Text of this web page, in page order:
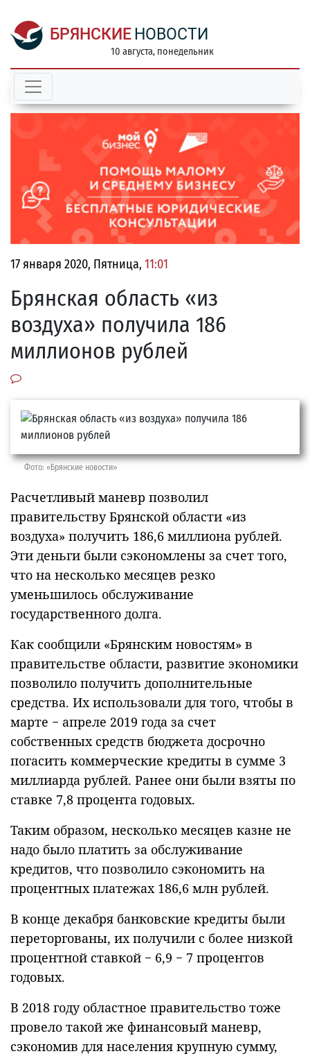
БРЯНСКИЕ НОВОСТИ
10 августа, понедельник
17 января 2020, Пятница, 11:01
Брянская область «из
воздуха» получила 186
миллионов рублей
Фото: «Брянские новости»
Расчетливый маневр позволил
правительству Брянской области «из
воздуха» получить 186,6 миллиона рублей.
Эти деньги были сэкономлены за счет того,
что на несколько месяцев резко
уменьшилось обслуживание
государственного долга.
Как сообщили «Брянским новостям» в
правительстве области, развитие экономики
позволило получить дополнительные
средства. Их использовали для того, чтобы в
марте − апреле 2019 года за счет
собственных средств бюджета досрочно
погасить коммерческие кредиты в сумме 3
миллиарда рублей. Ранее они были взяты по
ставке 7,8 процента годовых.
Таким образом, несколько месяцев казне не
надо было платить за обслуживание
кредитов, что позволило сэкономить на
процентных платежах 186,6 млн рублей.
В конце декабря банковские кредиты были
переторгованы, их получили с более низкой
процентной ставкой − 6,9 − 7 процентов
годовых.
В 2018 году областное правительство тоже
провело такой же финансовый маневр,
сэкономив для населения крупную сумму,